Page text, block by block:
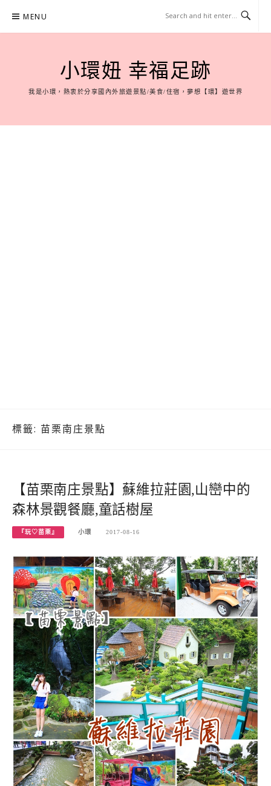
content
MENU
小環妞 幸福足跡
我是小環，熱衷於分享國內外旅遊景點/美食/住宿，夢想【環】遊世界
標籤: 苗栗南庄景點
【苗栗南庄景點】蘇維拉莊園,山巒中的
森林景觀餐廳,童話樹屋
『玩♡苗栗』 小環 2017-08-16